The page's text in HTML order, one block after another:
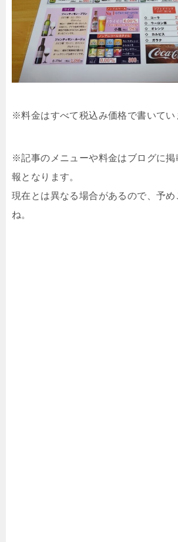
※料金はすべて税込み価格で書いてい
※記事のメニューや料金はブログに掲
報となります。
現在とは異なる場合があるので、予め
ね。